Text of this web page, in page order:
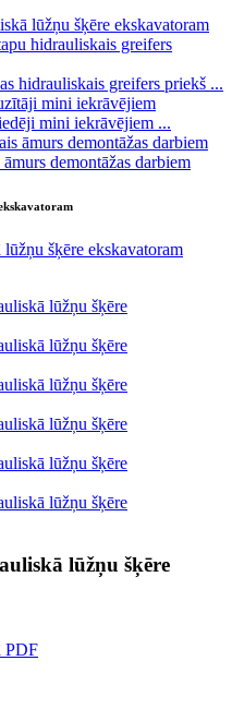
lūžņu šķēre ekskavatoram
hidrauliskais greifers priekš ...
mini iekrāvējiem ...
demontāžas darbiem
lūžņu šķēre
PDF